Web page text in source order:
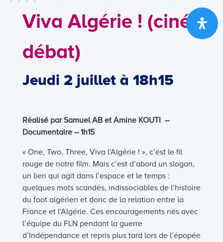
Viva Algérie ! (ciné-
débat)
Jeudi 2 juillet à 18h15
Réalisé par Samuel AB et Amine KOUTI –
Documentaire – 1h15
« One, Two, Three, Viva l’Algérie ! », c’est le fil
rouge de notre film. Mais c’est d’abord un slogan,
un lien qui agit dans l’espace et le temps :
quelques mots scandés, indissociables de l’histoire
du foot algérien et donc de la relation entre la
France et l’Algérie. Ces encouragements nés avec
l’équipe du FLN pendant la guerre
d’Indépendance et repris plus tard lors de l’épopée